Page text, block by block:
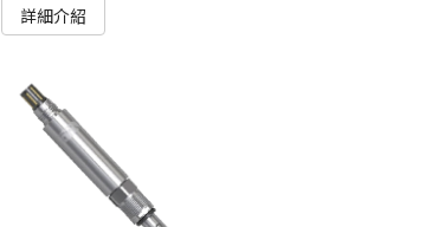
詳細介紹